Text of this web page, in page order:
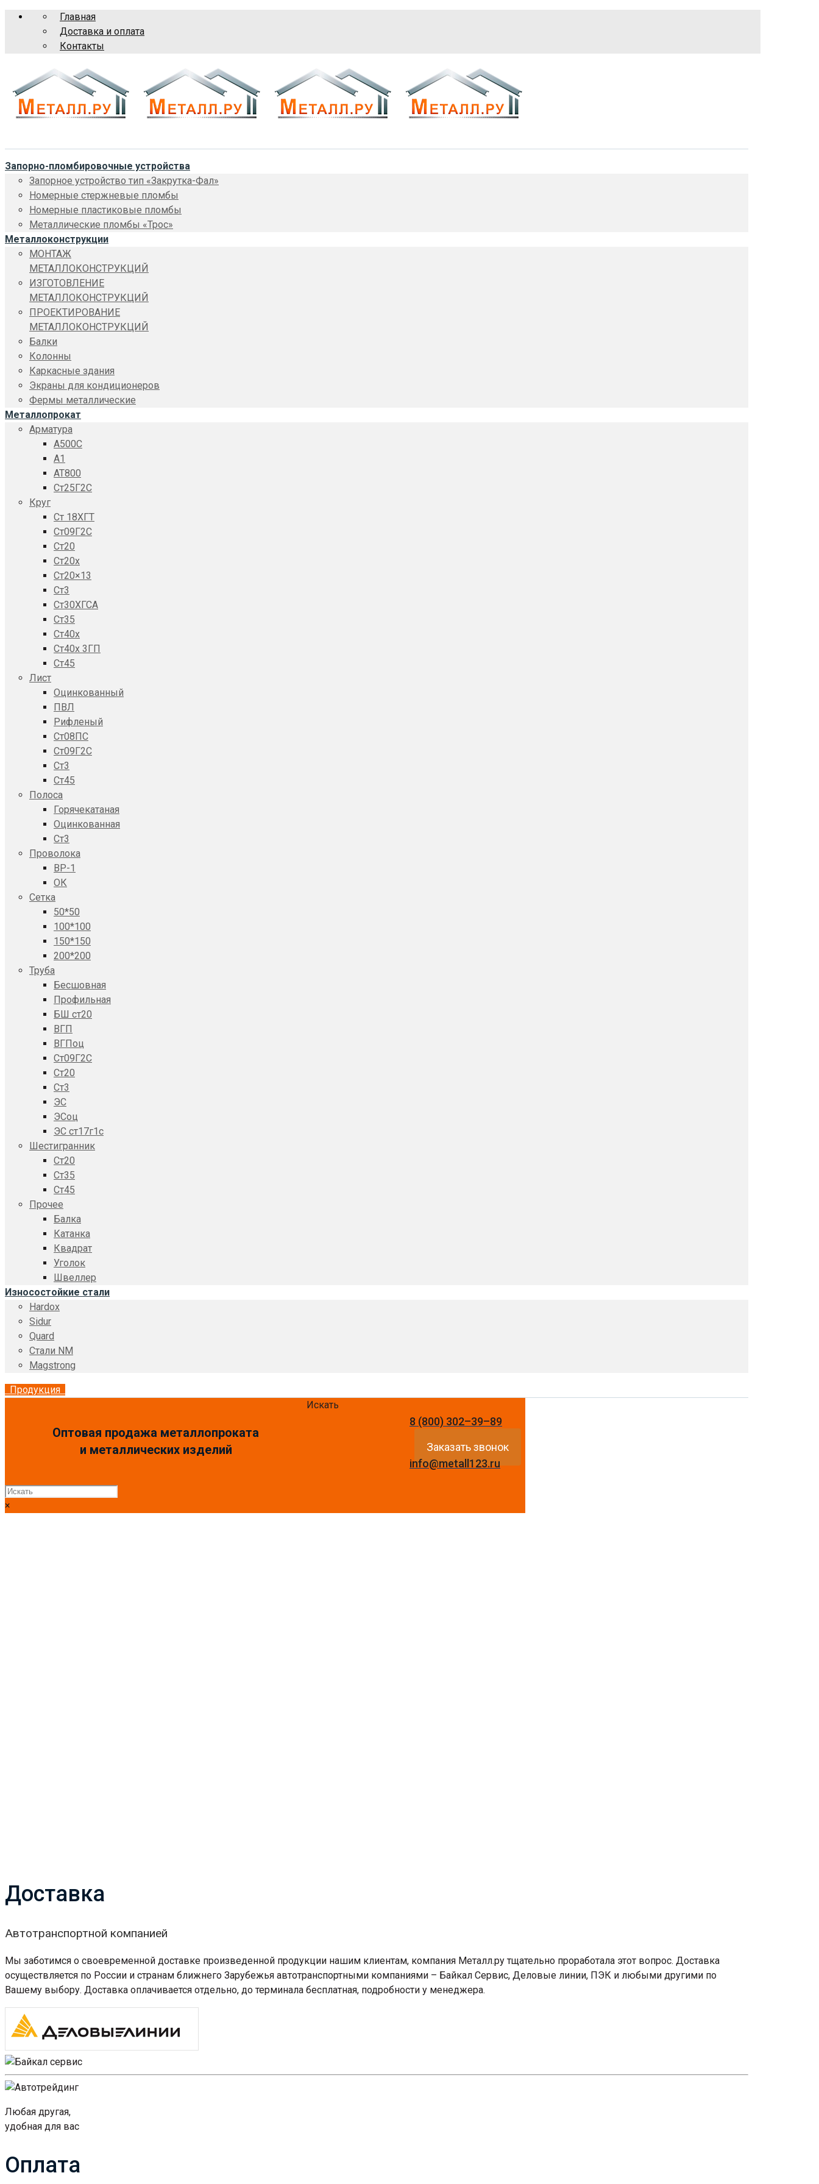
Главная
Доставка и оплата
Контакты
Запорно-пломбировочные устройства
Запорное устройство тип «Закрутка-Фал»
Номерные стержневые пломбы
Номерные пластиковые пломбы
Металлические пломбы «Трос»
Металлоконструкции
МОНТАЖ
МЕТАЛЛОКОНСТРУКЦИЙ
ИЗГОТОВЛЕНИЕ
МЕТАЛЛОКОНСТРУКЦИЙ
ПРОЕКТИРОВАНИЕ
МЕТАЛЛОКОНСТРУКЦИЙ
Балки
Колонны
Каркасные здания
Экраны для кондиционеров
Фермы металлические
Металлопрокат
Арматура
A500C
А1
АТ800
Ст25Г2С
Круг
Ст 18ХГТ
Ст09Г2С
Ст20
Ст20x
Ст20×13
Ст3
Ст30ХГСА
Ст35
Ст40х
Ст40х 3ГП
Ст45
Лист
Оцинкованный
ПВЛ
Рифленый
Ст08ПС
Ст09Г2С
Ст3
Ст45
Полоса
Горячекатаная
Оцинкованная
Ст3
Проволока
ВР-1
ОК
Сетка
50*50
100*100
150*150
200*200
Труба
Бесшовная
Профильная
БШ ст20
ВГП
ВГПоц
Ст09Г2С
Ст20
Ст3
ЭС
ЭСоц
ЭС ст17г1с
Шестигранник
Ст20
Ст35
Ст45
Прочее
Балка
Катанка
Квадрат
Уголок
Швеллер
Износостойкие стали
Hardox
Sidur
Quard
Стали NM
Magstrong
Продукция
Оптовая продажа металлопроката
и металлических изделий
8 (800) 302–39–89
Заказать звонок
info@metall123.ru
Искать
×
Доставка
Автотранспортной компанией
Мы заботимся о своевременной доставке произведенной продукции нашим клиентам, компания Металл.ру тщательно проработала этот вопрос. Доставка
осуществляется по России и странам ближнего Зарубежья автотранспортными компаниями – Байкал Сервис, Деловые линии, ПЭК и любыми другими по
Вашему выбору. Доставка оплачивается отдельно, до терминала бесплатная, подробности у менеджера.
Любая другая,
удобная для вас
Оплата